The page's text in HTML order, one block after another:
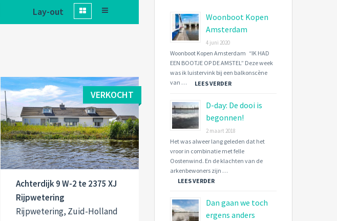
Forgot
password? SIGN IN
Remember me
Lay-out
VERKOCHT
Achterdijk 9 W-2 te 2375 XJ
Rijpwetering
Rijpwetering, Zuid-Holland
Woonboot Kopen
Amsterdam
4 juni 2020
Woonboot Kopen Amsterdam “IK HAD
EEN BOOTJE OP DE AMSTEL” Deze week
was ik luistervink bij een balkonscène
van …
LEES VERDER
D-day: De dooi is
begonnen!
2 maart 2018
Het was alweer lang geleden dat het
vroor in combinatie met felle
Oostenwind. En de klachten van de
arkenbewoners zijn …
LEES VERDER
Dan gaan we toch
ergens anders